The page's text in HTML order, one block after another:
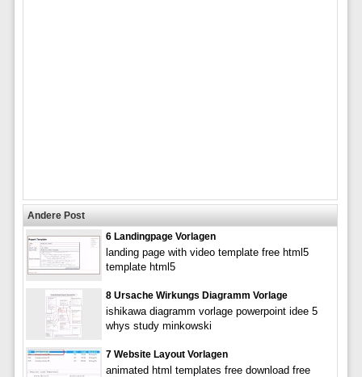
Andere Post
6 Landingpage Vorlagen
landing page with video template free html5
template html5
8 Ursache Wirkungs Diagramm Vorlage
ishikawa diagramm vorlage powerpoint idee 5
whys study minkowski
7 Website Layout Vorlagen
animated html templates free download free